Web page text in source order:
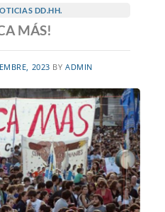
DD.HH.
MÁS!
2023 BYADMIN